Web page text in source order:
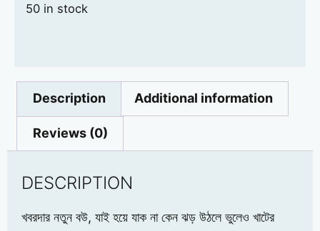
50 in stock
Description Additional information
Reviews (0)
DESCRIPTION
খবরদার নতুন বউ, যাই হয়ে যাক না কেন ঝড় উঠলে ভুলেও খাটের